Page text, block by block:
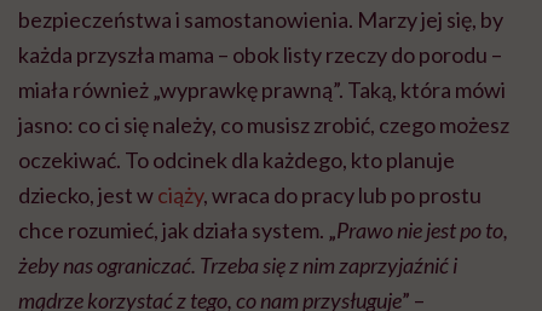
bezpieczeństwa i samostanowienia. Marzy jej się, by
każda przyszła mama – obok listy rzeczy do porodu –
miała również „wyprawkę prawną”. Taką, która mówi
jasno: co ci się należy, co musisz zrobić, czego możesz
oczekiwać. To odcinek dla każdego, kto planuje
dziecko, jest wciąży, wraca do pracy lub po prostu
chce rozumieć, jak działa system. „Prawo nie jest po to,
żeby nas ograniczać. Trzeba się z nim zaprzyjaźnić i
mądrze korzystać z tego, co nam przysługuje” –